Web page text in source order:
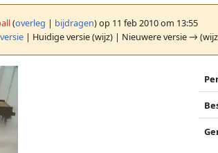
(overleg | bijdragen)op 11 feb 2010 om 13:55
| Huidige versie (wijz) | Nieuwere versie →